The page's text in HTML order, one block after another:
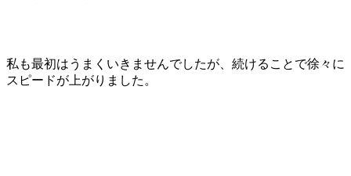
私も最初はうまくいきませんでしたが、続けることで徐々に
スピードが上がりました。